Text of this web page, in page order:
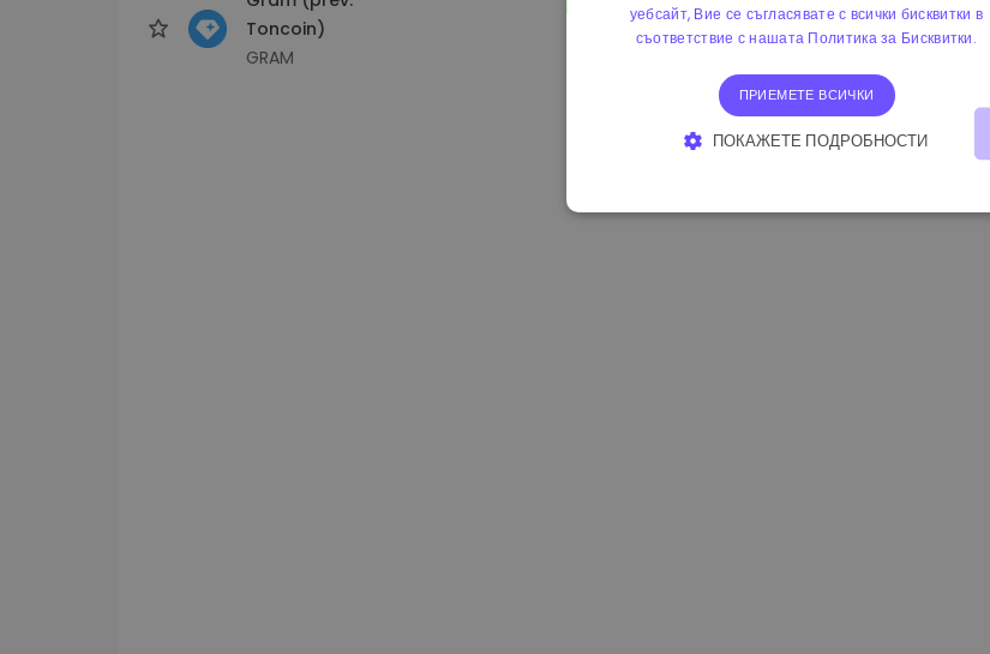
Toncoin)
GRAM
1.160000 € -3.00%
уебсайт, Вие се съгласявате с всички бисквитки в
съответствие с нашата Политика за Бисквитки.
ПРИЕМЕТЕ ВСИЧКИ
ПОКАЖЕТЕ ПОДРОБНОСТИ